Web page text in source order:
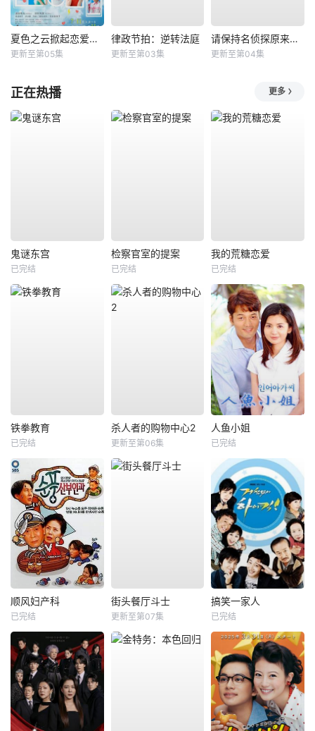
夏色之云掀起恋爱与风暴
更新至第05集
律政节拍：逆转法庭
更新至第03集
请保持名侦探原来的样子
更新至第04集
正在热播 更多
鬼谜东宫
已完结
检察官室的提案
已完结
我的荒糖恋爱
已完结
铁拳教育
已完结
杀人者的购物中心2
更新至第06集
人鱼小姐
已完结
顺风妇产科
已完结
街头餐厅斗士
更新至第07集
搞笑一家人
已完结